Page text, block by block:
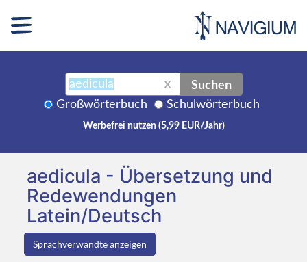
X Suchen
Großwörterbuch Schulwörterbuch
Werbefrei nutzen (5,99 EUR/Jahr)
aedicula - Übersetzung und
Redewendungen
Latein/Deutsch
Sprachverwandte anzeigen